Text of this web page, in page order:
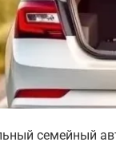
семейный